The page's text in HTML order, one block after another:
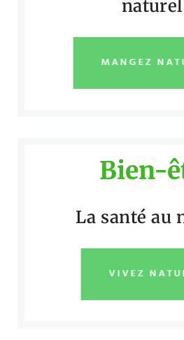
MANGEZ
Bien-
La santé au
VIVEZ